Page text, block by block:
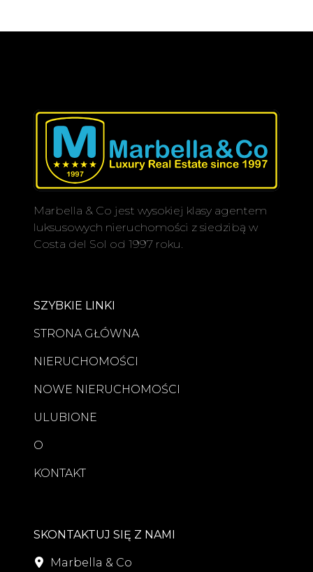
Marbella & Co jest wysokiej klasy agentem
luksusowych nieruchomości z siedzibą w
Costa del Sol od 1997 roku.
SZYBKIE LINKI
STRONA GŁÓWNA
NIERUCHOMOŚCI
NOWE NIERUCHOMOŚCI
ULUBIONE
O
KONTAKT
SKONTAKTUJ SIĘ Z NAMI
Marbella & Co